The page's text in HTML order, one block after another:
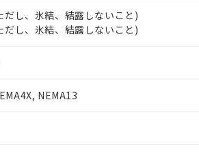
し、氷結、結露しないこと)
し、氷結、結露しないこと)
NEMA13